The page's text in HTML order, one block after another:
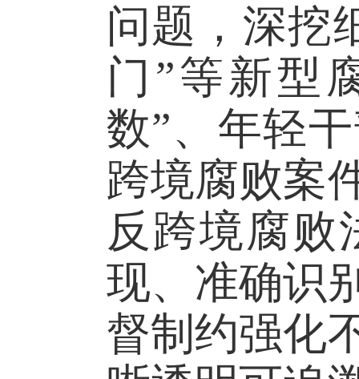
问题，深挖
门”等新型
数”、年轻
跨境腐败案
反跨境腐败
现、准确识
督制约强化